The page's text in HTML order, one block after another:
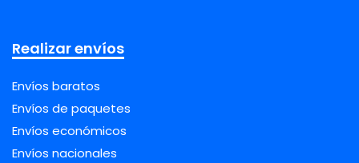
Realizar envíos
Envíos baratos
Envíos de paquetes
Envíos económicos
Envíos nacionales